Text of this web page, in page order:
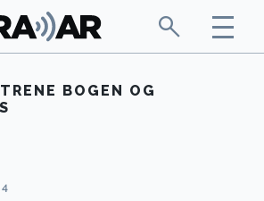
BOGEN OG